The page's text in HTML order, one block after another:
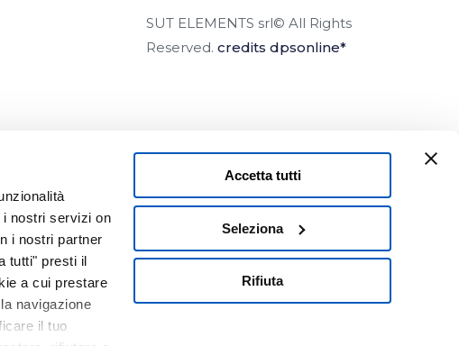
nostri servizi on
i nostri partner
tutti" presti il
a cui prestare
navigazione
il tuo
Accetta tutti
Seleziona
Rifiuta
SUT ELEMENTS srl© All Rights
Reserved. credits dpsonline*